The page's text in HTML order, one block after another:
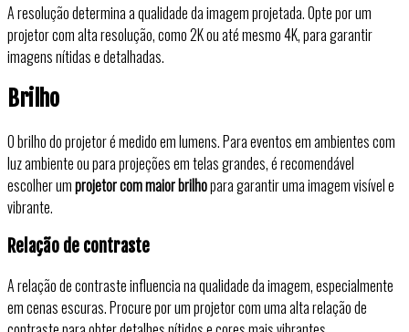
A resolução determina a qualidade da imagem projetada. Opte por um
projetor com alta resolução, como 2K ou até mesmo 4K, para garantir
imagens nítidas e detalhadas.
Brilho
O brilho do projetor é medido em lumens. Para eventos em ambientes com
luz ambiente ou para projeções em telas grandes, é recomendável
escolher umprojetor com maior brilhopara garantir uma imagem visível e
vibrante.
Relação de contraste
A relação de contraste influencia na qualidade da imagem, especialmente
em cenas escuras. Procure por um projetor com uma alta relação de